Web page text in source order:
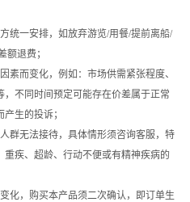
统一安排，如放弃游览/用餐/提前离船/
额退费；
素而变化，例如：市场供需紧张程度、
不同时间预定可能存在价差属于正常
生的投诉；
群无法接待，具体情形须咨询客服，特
疾、超龄、行动不便或有精神疾病的
化，购买本产品须二次确认，即订单生